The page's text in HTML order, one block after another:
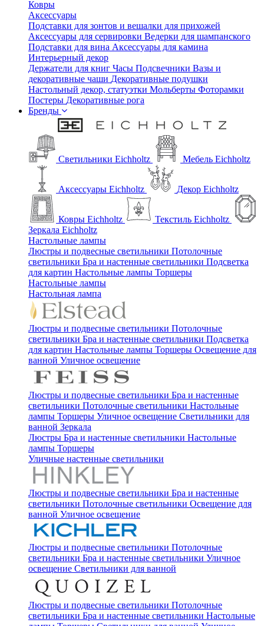
Ковры
Аксессуары
Подставки для зонтов и вешалки для прихожей
Аксессуары для сервировки Ведерки для шампанского
Подставки для вина Аксессуары для камина
Интерьерный декор
Держатели для книг Часы Подсвечники Вазы и
декоративные чаши Декоративные подушки
Настольный декор, статуэтки Мольберты Фоторамки
Постеры Декоративные рога
Бренды
Светильники Eichholtz Мебель Eichholtz
Аксессуары Eichholtz Декор Eichholtz
Ковры Eichholtz
Текстиль Eichholtz
Зеркала Eichholtz
Настольные лампы
Люстры и подвесные светильники Потолочные
светильники Бра и настенные светильники Подсветка
для картин Настольные лампы Торшеры
Настольные лампы
Настольная лампа
Люстры и подвесные светильники Потолочные
светильники Бра и настенные светильники Подсветка
для картин Настольные лампы Торшеры Освещение для
ванной Уличное освещение
Люстры и подвесные светильники Бра и настенные
светильники Потолочные светильники Настольные
лампы Торшеры Уличное освещение Светильники для
ванной Зеркала
Люстры Бра и настенные светильники Настольные
лампы Торшеры
Уличные настенные светильники
Люстры и подвесные светильники Бра и настенные
светильники Потолочные светильники Освещение для
ванной Уличное освещение
Люстры и подвесные светильники Потолочные
светильники Бра и настенные светильники Уличное
освещение Светильники для ванной
Люстры и подвесные светильники Потолочные
светильники Бра и настенные светильники Настольные